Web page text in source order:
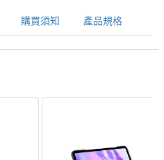
購買須知 產品規格